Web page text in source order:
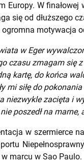
Europy. W
się od dłuższego
ogromna motywacja
w Eger
czasu zmagam
kartę, do końca
mi siłę do
niezwykle zacięta i
poszedł na
w szermierce
marcu w Sao Paulo.